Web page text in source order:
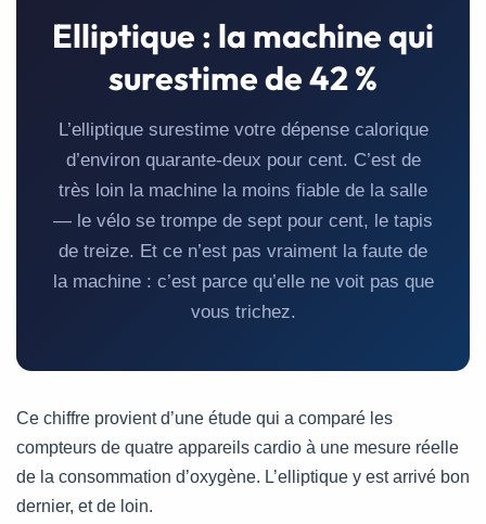
Elliptique : la machine qui
surestime de 42 %
L’elliptique surestime votre dépense calorique
d’environ quarante-deux pour cent. C’est de
très loin la machine la moins fiable de la salle
— le vélo se trompe de sept pour cent, le tapis
de treize. Et ce n’est pas vraiment la faute de
la machine : c’est parce qu’elle ne voit pas que
vous trichez.
Ce chiffre provient d’une étude qui a comparé les
compteurs de quatre appareils cardio à une mesure réelle
de la consommation d’oxygène. L’elliptique y est arrivé bon
dernier, et de loin.